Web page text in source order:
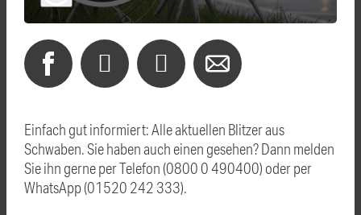
Einfach gut informiert: Alle aktuellen Blitzer aus
Schwaben. Sie haben auch einen gesehen? Dann melden
Sie ihn gerne per Telefon (0800 0 490400) oder per
WhatsApp (01520 242 333).